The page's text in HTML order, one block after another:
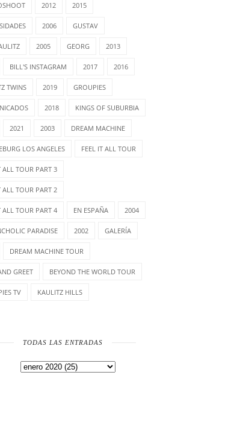
2012 2015
2006 GUSTAV
2005 GEORG 2013
BILL'S INSTAGRAM 2017 2016
TWINS 2019 GROUPIES
2018 KINGS OF SUBURBIA
2021 2003 DREAM MACHINE
LOS ANGELES FEEL IT ALL TOUR
ALL TOUR PART 3
ALL TOUR PART 2
ALL TOUR PART 4 EN ESPAÑA 2004
PARADISE 2002 GALERÍA
DREAM MACHINE TOUR
GREET BEYOND THE WORLD TOUR
TV KAULITZ HILLS
TODAS LAS ENTRADAS